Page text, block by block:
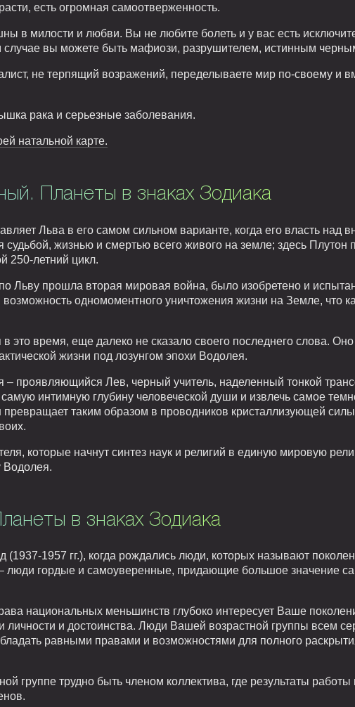
есть огромная самоотверженность.
в милости и любви. Вы не любите болеть и у вас есть
вы можете быть мафиози, разрушителем, истинным
не терпящий возражений, переделываете мир по-своему и
рака и серьезные заболевания.
натальной карте.
Планеты в знаках Зодиака
Льва в его самом сильном варианте, когда его власть над
жизнью и смертью всего живого на земле; здесь Плутон
250-летний цикл.
Льву прошла вторая мировая война, было изобретено и
возможность одномоментного уничтожения жизни на Земле, что
это время, еще далеко не сказало своего последнего слова.
жизни под лозунгом эпохи Водолея.
– проявляющийся Лев, черный учитель, наделенный тонкой
интимную глубину человеческой души и извлечь самое
превращает таким образом в проводников кристаллизующей
которые начнут синтез наук и религий в единую мировую
Водолея.
в знаках Зодиака
(1937-1957 гг.), когда рождались люди, которых называют
люди гордые и самоуверенные, придающие большое значение
национальных меньшинств глубоко интересует Ваше
личности и достоинства. Люди Вашей возрастной группы всем
равными правами и возможностями для полного
группе трудно быть членом коллектива, где результаты